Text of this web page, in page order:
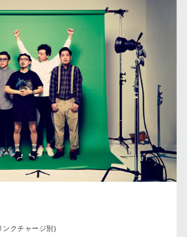
ンクチャージ別)